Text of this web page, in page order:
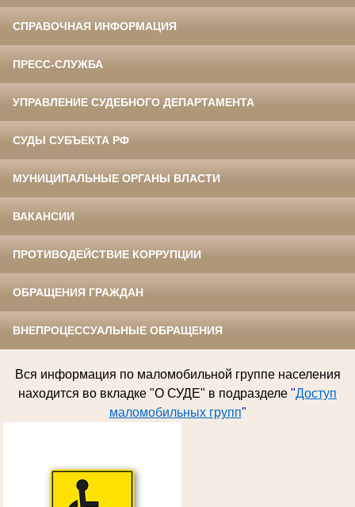
СПРАВОЧНАЯ ИНФОРМАЦИЯ
ПРЕСС-СЛУЖБА
УПРАВЛЕНИЕ СУДЕБНОГО ДЕПАРТАМЕНТА
СУДЫ СУБЪЕКТА РФ
МУНИЦИПАЛЬНЫЕ ОРГАНЫ ВЛАСТИ
ВАКАНСИИ
ПРОТИВОДЕЙСТВИЕ КОРРУПЦИИ
ОБРАЩЕНИЯ ГРАЖДАН
ВНЕПРОЦЕССУАЛЬНЫЕ ОБРАЩЕНИЯ
Вся информация по маломобильной группе населения
находится во вкладке "О СУДЕ" в подразделе "Доступ
маломобильных групп"